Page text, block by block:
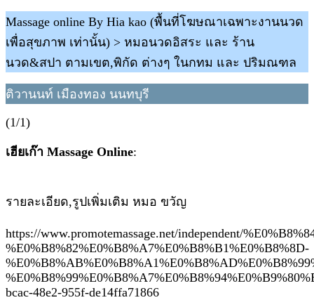
Massage online By Hia kao (พื้นที่โฆษณาเฉพาะงานนวด
เพื่อสุขภาพ เท่านั้น) > หมอนวดอิสระ และ ร้าน
นวด&สปา ตามเขต,พิกัด ต่างๆ ในกทม และ ปริมณฑล
ติวานนท์ เมืองทอง นนทบุรี
(1/1)
เฮียเก๊า Massage Online:
รายละเอียด,รูปเพิ่มเติม หมอ ขวัญ
https://www.promotemassage.net/independent/
%E0%B8%82%E0%B8%A7%E0%B8%B1%E0%B8%8D-
bcac-48e2-955f-de14ffa71866